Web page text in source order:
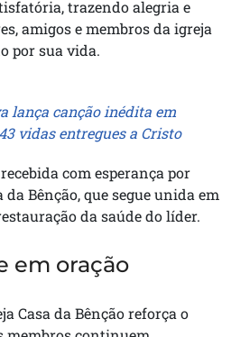
trazendo alegria e
amigos e membros da igreja
por sua vida.
lança canção inédita em
vidas entregues a Cristo
com esperança por
Bênção, que segue unida em
da saúde do líder.
em oração
Casa da Bênção reforça o